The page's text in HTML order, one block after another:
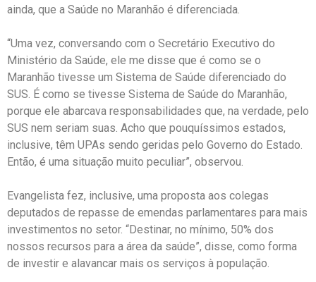
ainda, que a Saúde no Maranhão é diferenciada.
“Uma vez, conversando com o Secretário Executivo do
Ministério da Saúde, ele me disse que é como se o
Maranhão tivesse um Sistema de Saúde diferenciado do
SUS. É como se tivesse Sistema de Saúde do Maranhão,
porque ele abarcava responsabilidades que, na verdade, pelo
SUS nem seriam suas. Acho que pouquíssimos estados,
inclusive, têm UPAs sendo geridas pelo Governo do Estado.
Então, é uma situação muito peculiar”, observou.
Evangelista fez, inclusive, uma proposta aos colegas
deputados de repasse de emendas parlamentares para mais
investimentos no setor. “Destinar, no mínimo, 50% dos
nossos recursos para a área da saúde”, disse, como forma
de investir e alavancar mais os serviços à população.